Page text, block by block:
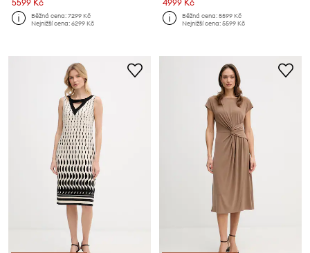
5599 Kč
Běžná cena:7299 Kč
Nejnižší cena:6299 Kč
4999 Kč
Běžná cena:5599 Kč
Nejnižší cena:5599 Kč